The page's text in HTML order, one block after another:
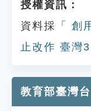
授權資訊：
資料採「
創
止改作 臺灣
教育部臺灣